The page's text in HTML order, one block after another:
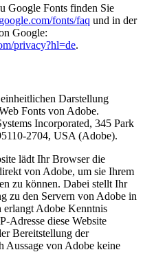
Google Fonts finden Sie
fonts/faq und in der
Google:
privacy?hl=de.
Darstellung
Fonts von Adobe.
Incorporated, 345 Park
2704, USA (Adobe).
lädt Ihr Browser die
von Adobe, um sie Ihrem
zu können. Dabei stellt Ihr
zu den Servern von Adobe in
Adobe Kenntnis
Adresse diese Website
Bereitstellung der
Aussage von Adobe keine